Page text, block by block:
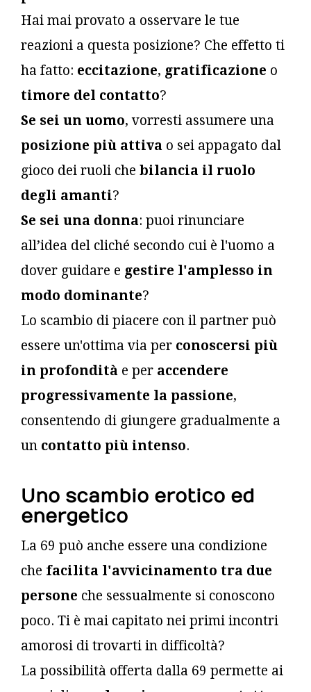
Hai mai provato a osservare le tue
reazioni a questa posizione? Che effetto ti
ha fatto: eccitazione, gratificazione o
timore del contatto?
Se sei un uomo, vorresti assumere una
posizione più attiva o sei appagato dal
gioco dei ruoli che bilancia il ruolo
degli amanti?
Se sei una donna: puoi rinunciare
all’idea del cliché secondo cui è l'uomo a
dover guidare e gestire l'amplesso in
modo dominante?
Lo scambio di piacere con il partner può
essere un'ottima via per conoscersi più
in profondità e per accendere
progressivamente la passione,
consentendo di giungere gradualmente a
un contatto più intenso.
Uno scambio erotico ed
energetico
La 69 può anche essere una condizione
che facilita l'avvicinamento tra due
persone che sessualmente si conoscono
poco. Ti è mai capitato nei primi incontri
amorosi di trovarti in difficoltà?
La possibilità offerta dalla 69 permette ai